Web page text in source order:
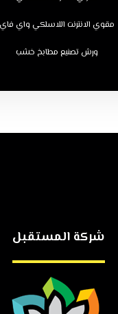
مقوي الانترنت اللاسلكي واي فاي
ورش تصنيع مطابخ خشب
شركة المستقبل